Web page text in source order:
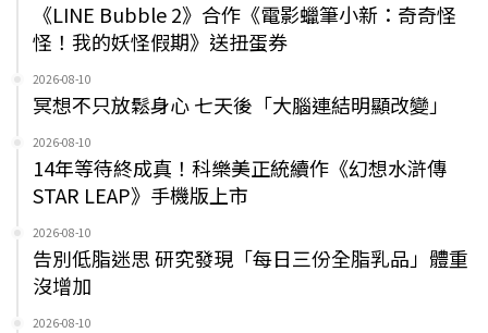
《LINE Bubble 2》合作《電影蠟筆小新：奇奇怪
怪！我的妖怪假期》送扭蛋券
2026-08-10
冥想不只放鬆身心 七天後「大腦連結明顯改變」
2026-08-10
14年等待終成真！科樂美正統續作《幻想水滸傳
STAR LEAP》手機版上市
2026-08-10
告別低脂迷思 研究發現「每日三份全脂乳品」體重
沒增加
2026-08-10